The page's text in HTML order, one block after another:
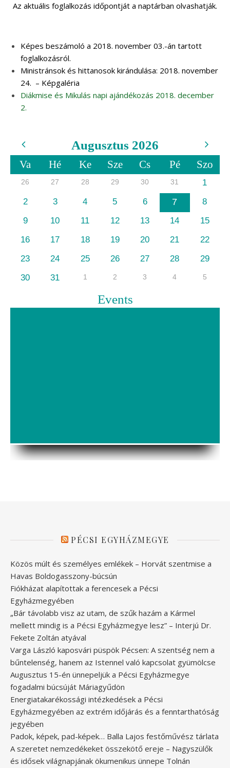
Az aktuális foglalkozás időpontját a naptárban olvashatják.
Képes beszámoló a 2018. november 03.-án tartott
foglalkozásról.
Ministránsok és hittanosok kirándulása: 2018. november
24. – Képgaléria
Diákmise és Mikulás napi ajándékozás 2018. december
2.
Augusztus 2026
Va Hé Ke Sze Cs Pé Szo
26 27 28 29 30 31
1
2
3 4 5 6 7
8
9
10 11 12 13 14
15
16
17 18 19 20 21
22
23
24 25 26 27 28
29
30
31 1 2 3 4 5
Events
PÉCSI EGYHÁZMEGYE
Közös múlt és személyes emlékek – Horvát szentmise a
Havas Boldogasszony-búcsún
Fiókházat alapítottak a ferencesek a Pécsi
Egyházmegyében
„Bár távolabb visz az utam, de szűk hazám a Kármel
mellett mindig is a Pécsi Egyházmegye lesz” – Interjú Dr.
Fekete Zoltán atyával
Varga László kaposvári püspök Pécsen: A szentség nem a
bűntelenség, hanem az Istennel való kapcsolat gyümölcse
Augusztus 15-én ünnepeljük a Pécsi Egyházmegye
fogadalmi búcsúját Máriagyűdön
Energiatakarékossági intézkedések a Pécsi
Egyházmegyében az extrém időjárás és a fenntarthatóság
jegyében
Padok, képek, pad-képek… Balla Lajos festőművész tárlata
A szeretet nemzedékeket összekötő ereje – Nagyszülők
és idősek világnapjának ökumenikus ünnepe Tolnán